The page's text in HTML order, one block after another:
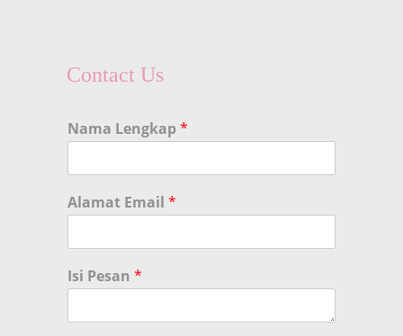
Contact Us
Nama Lengkap*
Alamat Email *
Isi Pesan *